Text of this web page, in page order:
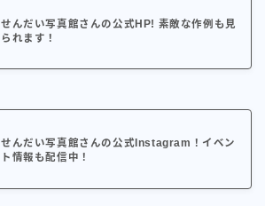
せんだい写真館さんの公式HP! 素敵な作例も見
られます！
せんだい写真館さんの公式Instagram！イベン
ト情報も配信中！